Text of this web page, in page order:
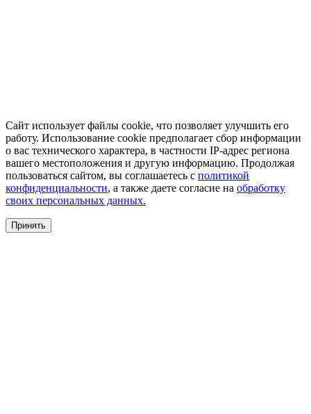
Сайт использует файлы cookie, что позволяет улучшить его
работу. Использование cookie предполагает сбор информации
о вас технического характера, в частности IP-адрес региона
вашего местоположения и другую информацию. Продолжая
пользоваться сайтом, вы соглашаетесь с политикой
конфиденциальности, а также даете согласие на обработку
своих персональных данных.
Принять